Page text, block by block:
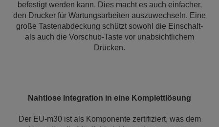
befestigt werden kann. Dies macht es auch einfacher,
den Drucker für Wartungsarbeiten auszuwechseln. Eine
große Tastenabdeckung schützt sowohl die Einschalt-
als auch die Vorschub-Taste vor unabsichtlichem
Drücken.
Nahtlose Integration in eine Komplettlösung
Der EU-m30 ist als Komponente zertifiziert, was dem